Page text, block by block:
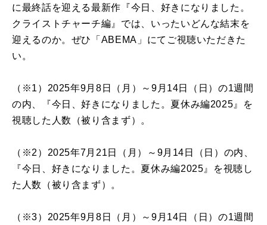
に最終話を迎える最新作『今日、好きになりました。
クライストチャーチ編』では、いったいどんな結末を
迎えるのか。ぜひ「ABEMA」にてご視聴いただきた
い。
（※1）2025年9月8日（月）～9月14日（日）の1週間
の内、『今日、好きになりました。夏休み編2025』を
視聴した人数（被り含まず）。
（※2）2025年7月21日（月）～9月14日（日）の内、
『今日、好きになりました。夏休み編2025』を視聴し
た人数（被り含まず）。
（※3）2025年9月8日（月）～9月14日（日）の1週間